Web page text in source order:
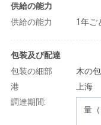
私
達
に
連
絡
供給の能力
供給の能力
1年ご
包装及び配達
包装の細部
木の
港
上海
調達期間:
量（